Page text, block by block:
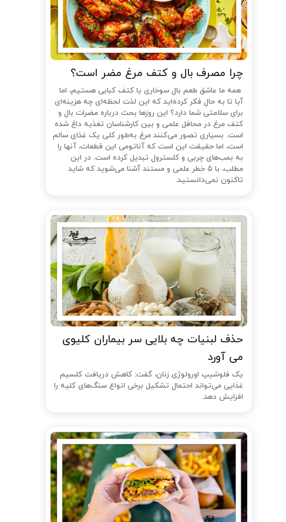
چرا مصرف بال و کتف مرغ مضر است؟
همه ما عاشق طعم بال سوخاری یا کتف کبابی هستیم، اما
آیا تا به حال فکر کرده‌اید که این لذت لحظه‌ای چه هزینه‌ای
برای سلامتی شما دارد؟ این روزها بحث درباره مضرات بال و
کتف مرغ در محافل علمی و بین کارشناسان تغذیه داغ شده
است. بسیاری تصور می‌کنند مرغ به‌طور کلی یک غذای سالم
است، اما حقیقت این است که آناتومی این قطعات، آنها را
به بمب‌های چربی و کلسترول تبدیل کرده است. در این
مطلب، با ۵ خطر علمی و مستند آشنا می‌شوید که شاید
تاکنون نمی‌دانستید.
حذف لبنیات چه بلایی سر بیماران کلیوی
می آورد
یک فلوشیپ اورولوژی زنان، گفت: کاهش دریافت کلسیم
غذایی می‌تواند احتمال تشکیل برخی انواع سنگ‌های کلیه را
افزایش دهد.